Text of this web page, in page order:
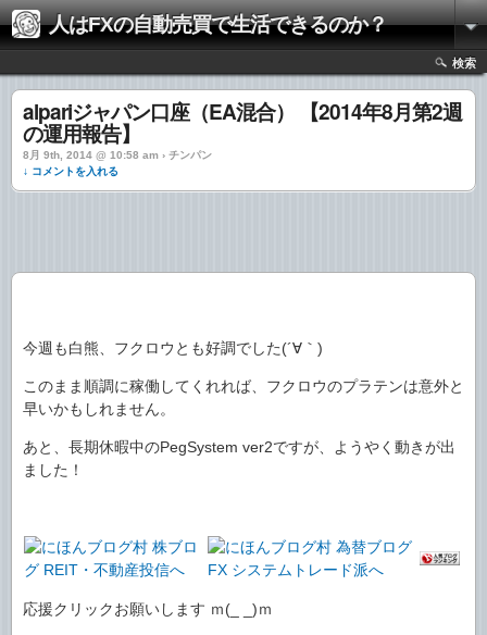
人はFXの自動売買で生活できるのか？
検索
alpariジャパン口座（EA混合） 【2014年8月第2週
の運用報告】
8月 9th, 2014 @ 10:58 am › チンパン
↓ コメントを入れる
今週も白熊、フクロウとも好調でした(´∀｀)
このまま順調に稼働してくれれば、フクロウのプラテンは意外と
早いかもしれません。
あと、長期休暇中のPegSystem ver2ですが、ようやく動きが出
ました！
応援クリックお願いします ｍ(_ _)ｍ